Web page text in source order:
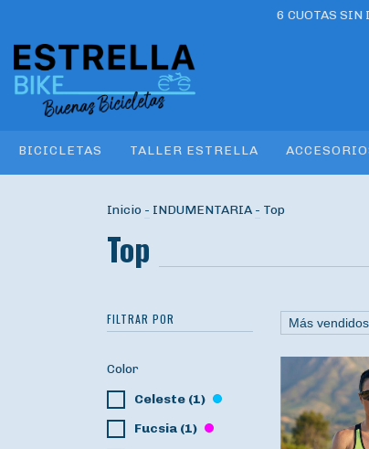
6 CUOTAS SIN
BICICLETAS TALLER ESTRELLA
Inicio - INDUMENTARIA - Top
Top
FILTRAR POR
Color
Celeste (1)
Fucsia (1)